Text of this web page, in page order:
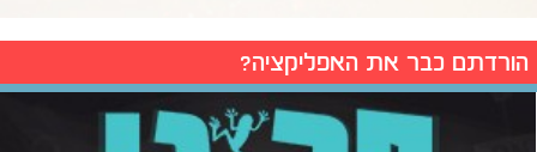
הורדתם כבר את האפליקציה?